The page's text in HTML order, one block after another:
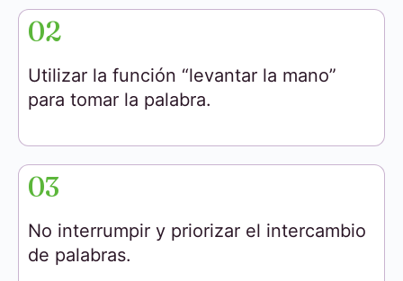
02
Utilizar la función “levantar la mano”
para tomar la palabra.
03
No interrumpir y priorizar el intercambio
de palabras.